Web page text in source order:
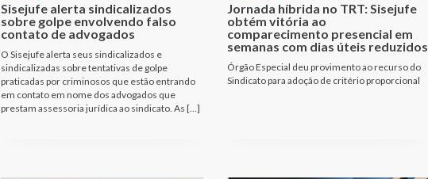
Sisejufe alerta sindicalizados
sobre golpe envolvendo falso
contato de advogados
O Sisejufe alerta seus sindicalizados e
sindicalizadas sobre tentativas de golpe
praticadas por criminosos que estão entrando
em contato em nome dos advogados que
prestam assessoria jurídica ao sindicato. As […]
Jornada híbrida no TRT: Sisejufe
obtém vitória ao
comparecimento presencial em
semanas com dias úteis reduzidos
Órgão Especial deu provimento ao recurso do
Sindicato para adoção de critério proporcional